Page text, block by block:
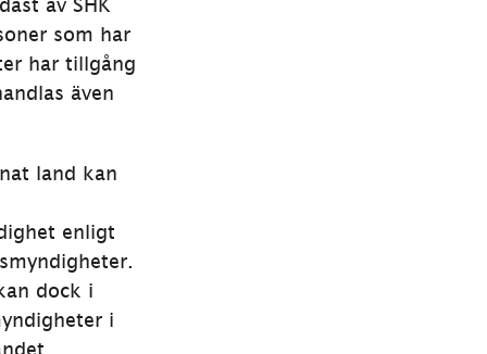
av SHK
som har
har tillgång
även
land kan
enligt
dock i
i